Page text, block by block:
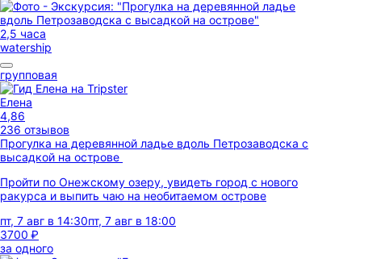
2,5 часа
watership
групповая
Елена
4,86
236 отзывов
Прогулка на деревянной ладье вдоль Петрозаводска с
высадкой на острове
Пройти по Онежскому озеру, увидеть город с нового
ракурса и выпить чаю на необитаемом острове
пт, 7 авг в 14:30пт, 7 авг в 18:00
3700 ₽
за одного